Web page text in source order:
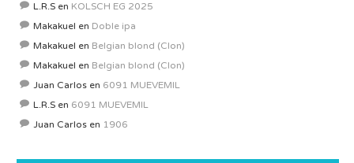
L.R.S en KOLSCH EG 2025
Makakuel en Doble ipa
Makakuel en Belgian blond (Clon)
Makakuel en Belgian blond (Clon)
Juan Carlos en 6091 MUEVEMIL
L.R.S en 6091 MUEVEMIL
Juan Carlos en 1906